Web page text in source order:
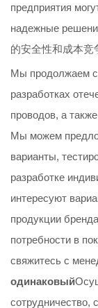
предприятия
надежные
的安全性和成本竞
Мы продолжаем
разработках
проводов, а
Мы можем
варианты,
разработке
интересуют
продукции
потребности в
свяжитесь с
одинаковый
сотрудничество,